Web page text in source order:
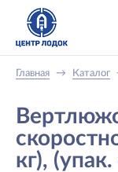
Главная → Каталог
кг),